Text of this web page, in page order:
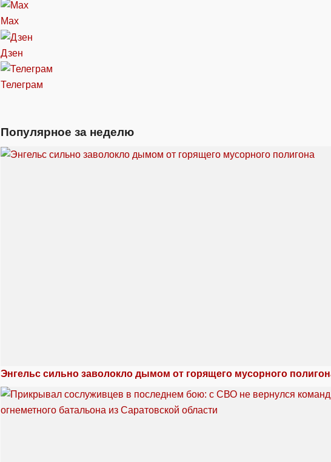
Max
Дзен
Телеграм
Популярное за неделю
Энгельс сильно заволокло дымом от горящего мусорного